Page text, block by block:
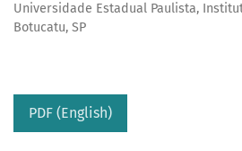
Universidade Estadual Paulista,
Botucatu, SP
PDF (English)